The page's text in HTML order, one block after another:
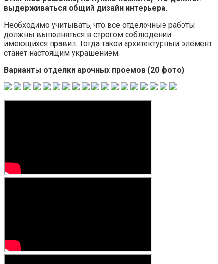
выдерживаться общий дизайн интерьера.
Необходимо учитывать, что все отделочные работы
должны выполняться в строгом соблюдении
имеющихся правил. Тогда такой архитектурный элемент
станет настоящим украшением.
Варианты отделки арочных проемов (20 фото)